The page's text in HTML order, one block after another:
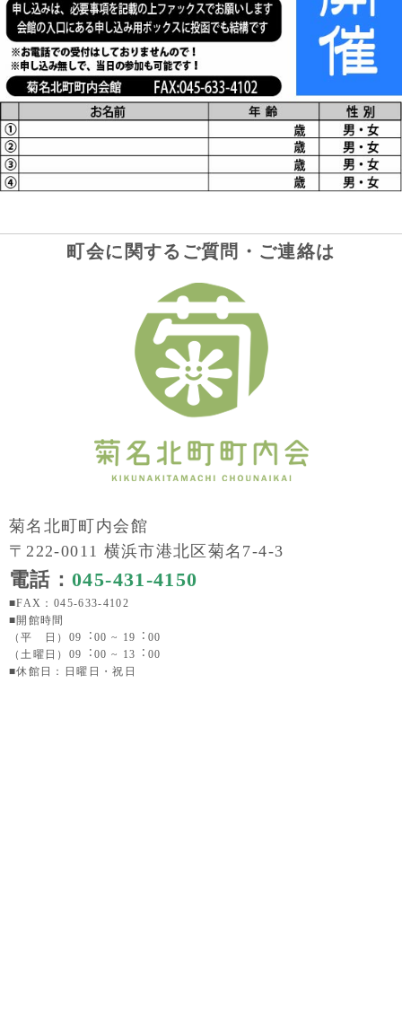
町会に関するご質問・ご連絡は
菊名北町町内会館
〒222-0011 横浜市港北区菊名7-4-3
電話：045-431-4150
■FAX：045-633-4102
■開館時間
（平 日）09︓00 ~ 19︓00
（土曜日）09︓00 ~ 13︓00
■休館日：日曜日・祝日